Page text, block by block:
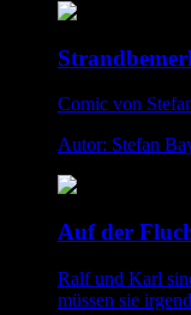
Comic von
Autor: Stefan
Auf der
Ralf und Karl
müssen sie